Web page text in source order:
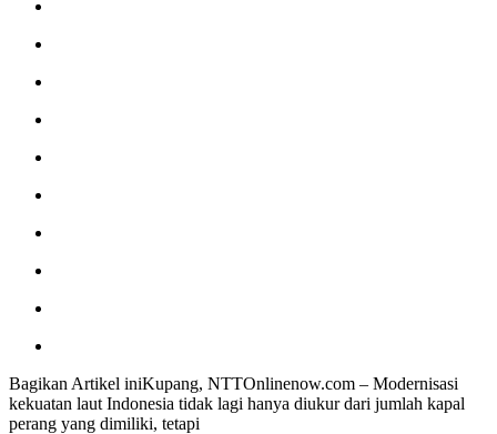
Bagikan Artikel iniKupang, NTTOnlinenow.com – Modernisasi
kekuatan laut Indonesia tidak lagi hanya diukur dari jumlah kapal
perang yang dimiliki, tetapi